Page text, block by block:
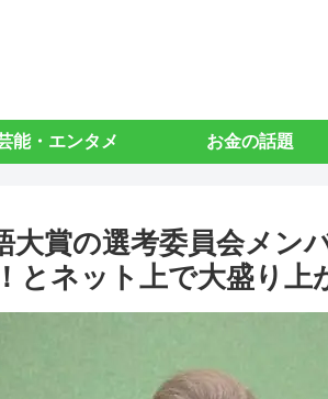
能・エンタメ お金の話題
大賞の選考委員会メン
とネット上で大盛り上